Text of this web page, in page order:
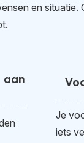
en situatie.
aan
Je
iets